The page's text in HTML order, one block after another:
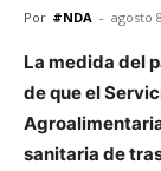
Por #NDA - agosto
La medida del
de que el
sanitaria de